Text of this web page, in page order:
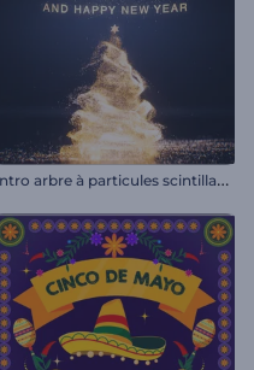
I
ntro arbre à particules scintillantes